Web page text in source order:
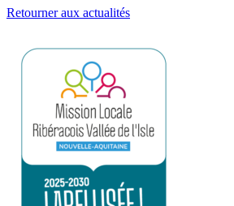
Retourner aux actualités